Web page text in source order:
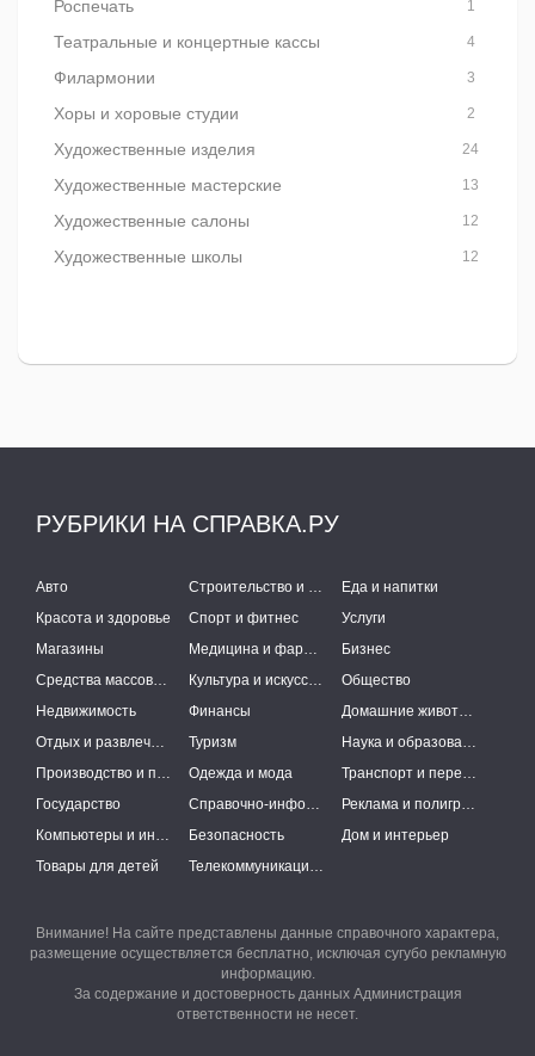
Роспечать 1
Театральные и концертные кассы 4
Филармонии 3
Хоры и хоровые студии 2
Художественные изделия 24
Художественные мастерские 13
Художественные салоны 12
Художественные школы 12
РУБРИКИ НА СПРАВКА.РУ
Авто Строительство и ремонт
Еда и напитки
Красота и здоровье
Спорт и фитнес
Услуги
Магазины
Медицина и фармацевтика
Бизнес
Средства массовой информации
Культура и искусство
Общество
Недвижимость
Финансы
Домашние животные
Отдых и развлечения
Туризм
Наука и образование
Производство и поставки
Одежда и мода
Транспорт и перевозки
Государство
Справочно-информационные системы
Реклама и полиграфия
Компьютеры и интернет
Безопасность
Дом и интерьер
Товары для детей
Телекоммуникации и связь
Внимание! На сайте представлены данные справочного характера,
размещение осуществляется бесплатно, исключая сугубо рекламную
информацию.
За содержание и достоверность данных Администрация
ответственности не несет.